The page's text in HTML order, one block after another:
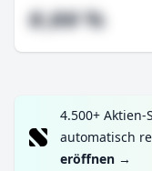
#,## %
4.500+
automatisch
eröffnen →